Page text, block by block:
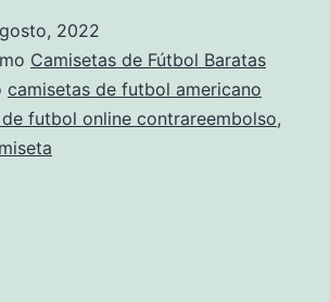
2022
Camisetas de Fútbol Baratas
camisetas de futbol americano
futbol online contrareembolso,